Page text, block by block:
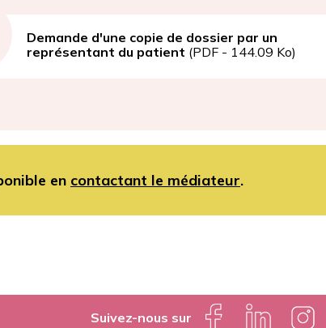
Document
Demande d'une copie de dossier par un
représentant du patient (PDF - 144.09 Ko)
en contactant le médiateur.
Suivez-nous sur